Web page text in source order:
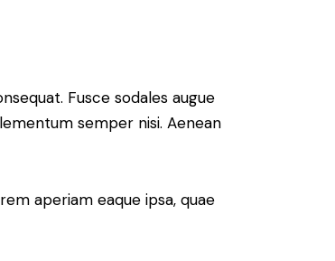
Fusce sodales augue
semper nisi. Aenean
aperiam eaque ipsa, quae